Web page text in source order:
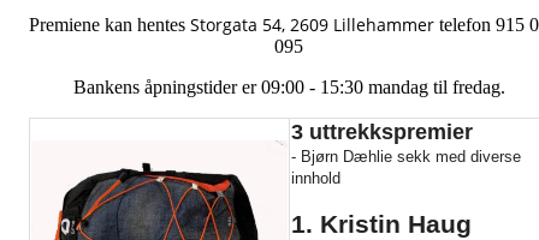
Premiene kan hentes Storgata 54, 2609 Lillehammer telefon 915
095
Bankens åpningstider er 09:00 - 15:30 mandag til fredag.
3 uttrekkspremier
- Bjørn Dæhlie sekk med diverse
innhold
1. Kristin Haug